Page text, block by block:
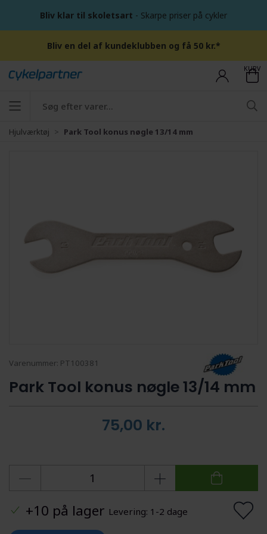
Bliv klar til skoletsart - Skarpe priser på cykler
Bliv en del af kundeklubben og få 50 kr.*
KURV
Hjulværktøj Park Tool konus nøgle 13/14 mm
Varenummer: PT100381
Park Tool konus nøgle 13/14 mm
75,00 kr.
+10 på lager Levering: 1-2 dage